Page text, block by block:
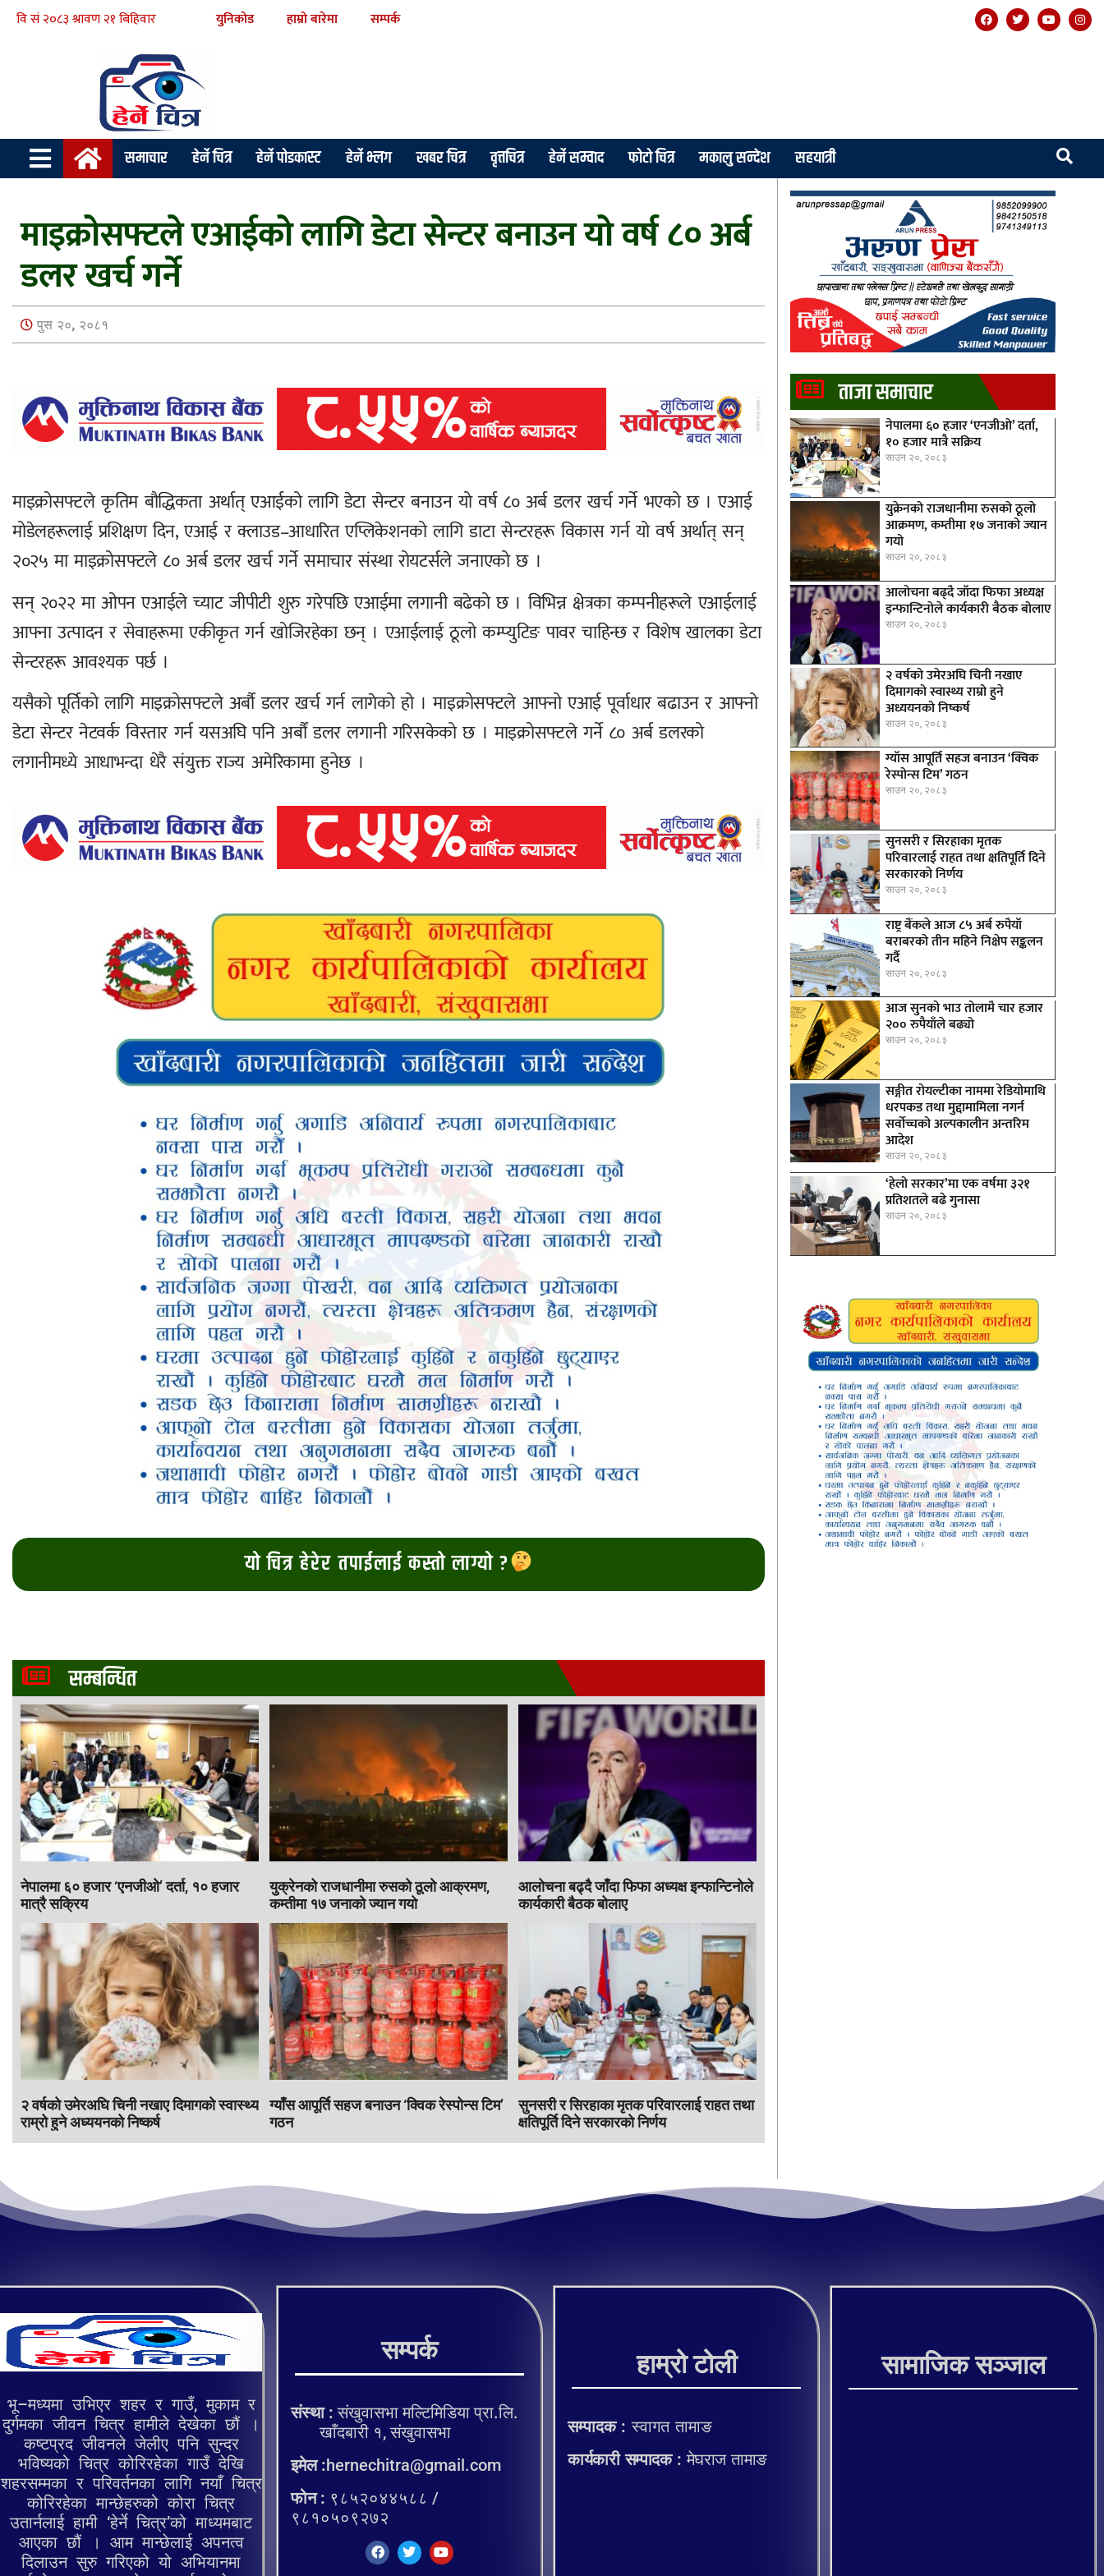
युनिकोड हाम्रो बारेमा सम्पर्क
समाचार हेर्ने चित्र हेर्ने पोडकास्ट हेर्ने भ्लग खबर चित्र वृत्तचित्र हेर्ने सम्वाद फोटो चित्र मकालु सन्देश सहयात्री
माइक्रोसफ्टले एआईको लागि डेटा सेन्टर बनाउन यो वर्ष ८० अर्ब
डलर खर्च गर्ने
पुस २०, २०८१
माइक्रोसफ्टले कृतिम बौद्धिकता अर्थात् एआईको लागि डेटा सेन्टर बनाउन यो वर्ष ८० अर्ब डलर खर्च गर्ने भएको छ । एआई
मोडेलहरूलाई प्रशिक्षण दिन, एआई र क्लाउड–आधारित एप्लिकेशनको लागि डाटा सेन्टरहरू विकास गर्न यो वर्ष अर्थात् सन्
२०२५ मा माइक्रोसफ्टले ८० अर्ब डलर खर्च गर्ने समाचार संस्था रोयटर्सले जनाएको छ ।
सन् २०२२ मा ओपन एआईले च्याट जीपीटी शुरु गरेपछि एआईमा लगानी बढेको छ । विभिन्न क्षेत्रका कम्पनीहरूले एआईलाई
आफ्ना उत्पादन र सेवाहरूमा एकीकृत गर्न खोजिरहेका छन् । एआईलाई ठूलो कम्प्युटिङ पावर चाहिन्छ र विशेष खालका डेटा
सेन्टरहरू आवश्यक पर्छ ।
यसैको पूर्तिको लागि माइक्रोसफ्टले अर्बौ डलर खर्च गर्न लागेको हो । माइक्रोसफ्टले आफ्नो एआई पूर्वाधार बढाउन र आफ्नो
डेटा सेन्टर नेटवर्क विस्तार गर्न यसअघि पनि अर्बौं डलर लगानी गरिसकेको छ । माइक्रोसफ्टले गर्ने ८० अर्ब डलरको
लगानीमध्ये आधाभन्दा धेरै संयुक्त राज्य अमेरिकामा हुनेछ ।
यो चित्र हेरेर तपाईलाई कस्तो लाग्यो ?
सम्बन्धित
नेपालमा ६० हजार ‘एनजीओ’ दर्ता, १० हजार
मात्रै सक्रिय
युक्रेनको राजधानीमा रुसको ठूलाे आक्रमण,
कम्तीमा १७ जनाको ज्यान गयो
आलोचना बढ्दै जाँदा फिफा अध्यक्ष इन्फान्टिनाेले
कार्यकारी बैठक बोलाए
२ वर्षको उमेरअघि चिनी नखाए दिमागको स्वास्थ्य
राम्रो हुने अध्ययनको निष्कर्ष
ग्याँस आपूर्ति सहज बनाउन ‘क्विक रेस्पोन्स टिम’
गठन
सुनसरी र सिरहाका मृतक परिवारलाई राहत तथा
क्षतिपूर्ति दिने सरकारकाे निर्णय
ताजा समाचार
नेपालमा ६० हजार ‘एनजीओ’ दर्ता,
१० हजार मात्रै सक्रिय
साउन २०, २०८३
युक्रेनको राजधानीमा रुसको ठूलाे
आक्रमण, कम्तीमा १७ जनाको ज्यान
गयो
साउन २०, २०८३
आलोचना बढ्दै जाँदा फिफा अध्यक्ष
इन्फान्टिनाेले कार्यकारी बैठक बोलाए
साउन २०, २०८३
२ वर्षको उमेरअघि चिनी नखाए
दिमागको स्वास्थ्य राम्रो हुने
अध्ययनको निष्कर्ष
साउन २०, २०८३
ग्याँस आपूर्ति सहज बनाउन ‘क्विक
रेस्पोन्स टिम’ गठन
साउन २०, २०८३
सुनसरी र सिरहाका मृतक
परिवारलाई राहत तथा क्षतिपूर्ति दिने
सरकारकाे निर्णय
साउन २०, २०८३
राष्ट्र बैंकले आज ८५ अर्ब रुपैयाँ
बराबरको तीन महिने निक्षेप सङ्कलन
गर्दै
साउन २०, २०८३
आज सुनको भाउ तोलामै चार हजार
२०० रुपैयाँले बढ्यो
साउन २०, २०८३
सङ्गीत रोयल्टीका नाममा रेडियोमाथि
धरपकड तथा मुद्दामामिला नगर्न
सर्वोच्चको अल्पकालीन अन्तरिम
आदेश
साउन २०, २०८३
‘हेलो सरकार’मा एक वर्षमा ३२१
प्रतिशतले बढे गुनासा
साउन २०, २०८३
भू–मध्यमा उभिएर शहर र गाउँ, मुकाम र
दुर्गमका जीवन चित्र हामीले देखेका छौं ।
कष्टप्रद जीवनले जेलीए पनि सुन्दर
भविष्यको चित्र कोरिरहेका गाउँ देखि
शहरसम्मका र परिवर्तनका लागि नयाँ चित्र
कोरिरहेका मान्छेहरुको कोरा चित्र
उतार्नलाई हामी ‘हेर्ने चित्र’को माध्यमबाट
आएका छौं । आम मान्छेलाई अपनत्व
दिलाउन सुरु गरिएको यो अभियानमा
सम्पर्क
संस्था : संखुवासभा मल्टिमिडिया प्रा.लि.
खाँदबारी १, संखुवासभा
इमेल :hernechitra@gmail.com
फोन : ९८५२०४४५८८ /
९८१०५०९२७२
हाम्रो टोली
सम्पादक :स्वागत तामाङ
कार्यकारी सम्पादक :मेघराज तामाङ
सामाजिक सञ्जाल